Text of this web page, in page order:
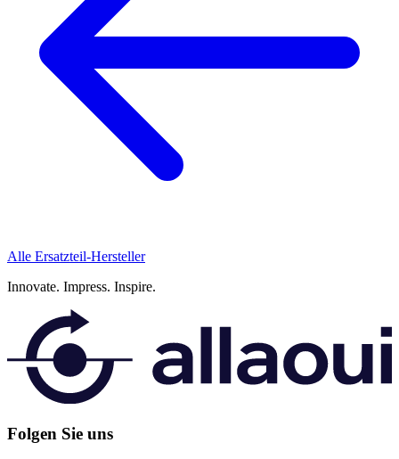
Alle Ersatzteil-Hersteller
Innovate. Impress. Inspire.
Folgen Sie uns